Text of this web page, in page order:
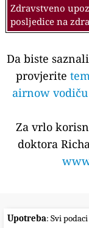
Zdravstveno
posljedice na
Da biste
provjerite
airnow
Za vrlo
doktora
Upotreba: Svi